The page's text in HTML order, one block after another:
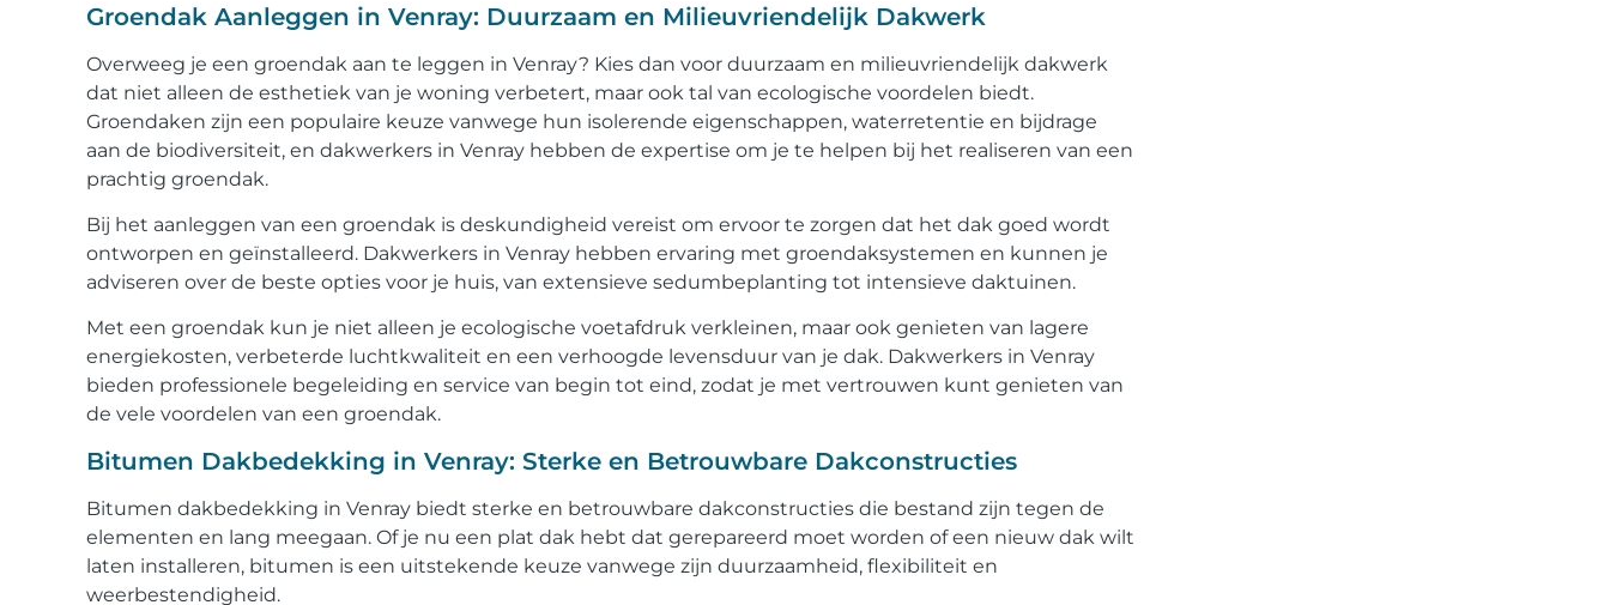
Groendak Aanleggen in Venray: Duurzaam en Milieuvriendelijk Dakwerk
Overweeg je een groendak aan te leggen in Venray? Kies dan voor duurzaam en milieuvriendelijk dakwerk
dat niet alleen de esthetiek van je woning verbetert, maar ook tal van ecologische voordelen biedt.
Groendaken zijn een populaire keuze vanwege hun isolerende eigenschappen, waterretentie en bijdrage
aan de biodiversiteit, en dakwerkers in Venray hebben de expertise om je te helpen bij het realiseren van een
prachtig groendak.
Bij het aanleggen van een groendak is deskundigheid vereist om ervoor te zorgen dat het dak goed wordt
ontworpen en geïnstalleerd. Dakwerkers in Venray hebben ervaring met groendaksystemen en kunnen je
adviseren over de beste opties voor je huis, van extensieve sedumbeplanting tot intensieve daktuinen.
Met een groendak kun je niet alleen je ecologische voetafdruk verkleinen, maar ook genieten van lagere
energiekosten, verbeterde luchtkwaliteit en een verhoogde levensduur van je dak. Dakwerkers in Venray
bieden professionele begeleiding en service van begin tot eind, zodat je met vertrouwen kunt genieten van
de vele voordelen van een groendak.
Bitumen Dakbedekking in Venray: Sterke en Betrouwbare Dakconstructies
Bitumen dakbedekking in Venray biedt sterke en betrouwbare dakconstructies die bestand zijn tegen de
elementen en lang meegaan. Of je nu een plat dak hebt dat gerepareerd moet worden of een nieuw dak wilt
laten installeren, bitumen is een uitstekende keuze vanwege zijn duurzaamheid, flexibiliteit en
weerbestendigheid.